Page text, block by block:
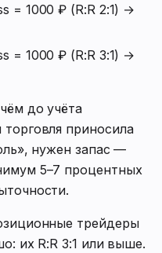
= 1000 ₽ (R:R 2:1) →
= 1000 ₽ (R:R 3:1) →
до учёта
приносила
нужен запас —
5–7 процентных
трейдеры
их R:R 3:1 или выше.